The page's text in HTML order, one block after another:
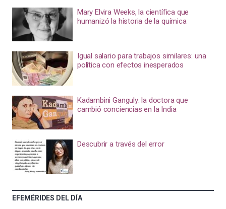
Mary Elvira Weeks, la científica que
humanizó la historia de la química
Igual salario para trabajos similares: una
política con efectos inesperados
Kadambini Ganguly: la doctora que
cambió conciencias en la India
Descubrir a través del error
EFEMÉRIDES DEL DÍA